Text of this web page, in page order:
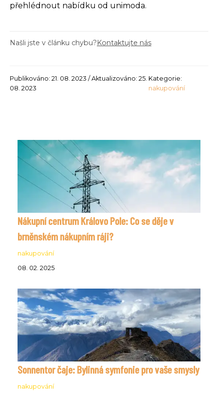
přehlédnout nabídku od unimoda.
Našli jste v článku chybu?Kontaktujte nás
Publikováno: 21. 08. 2023 / Aktualizováno: 25.
08. 2023
Kategorie:
nakupování
Nákupní centrum Královo Pole: Co se děje v
brněnském nákupním ráji?
nakupování
08. 02. 2025
Sonnentor čaje: Bylinná symfonie pro vaše smysly
nakupování